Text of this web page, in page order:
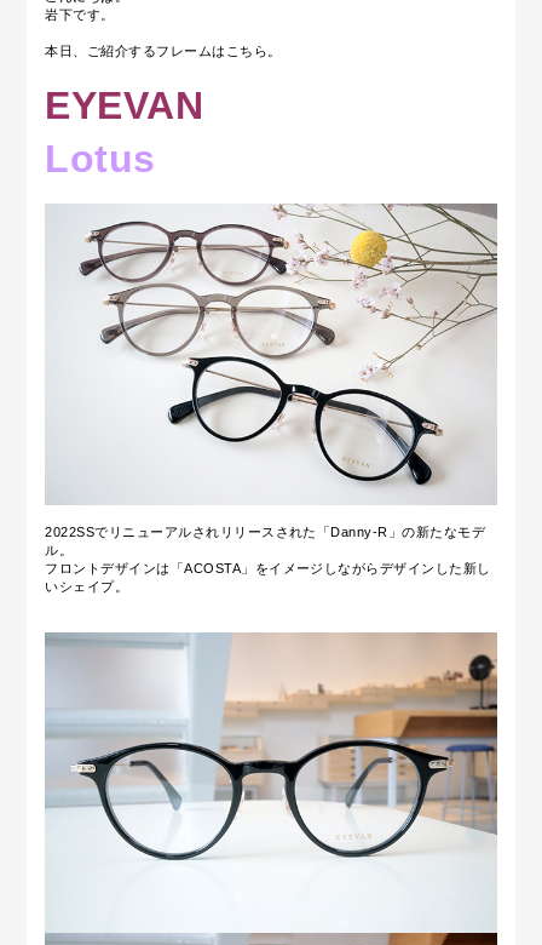
岩下です。
本日、ご紹介するフレームはこちら。
EYEVAN
Lotus
2022SSでリニューアルされリリースされた「Danny-R」の新たなモデ
ル。
フロントデザインは「ACOSTA」をイメージしながらデザインした新し
いシェイプ。